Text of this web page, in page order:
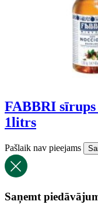
FABBRI
1litrs
Pašlaik nav pieejams
Saņemt